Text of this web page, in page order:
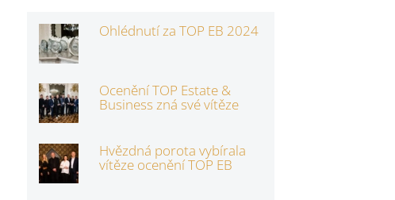
Ohlédnutí za TOP EB 2024
Ocenění TOP Estate &
Business zná své vítěze
Hvězdná porota vybírala
vítěze ocenění TOP EB